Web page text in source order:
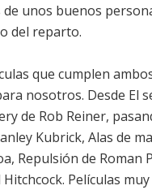
unos buenos
del reparto.
que cumplen
nosotros. Desde El
de Rob Reiner,
Kubrick, Alas de
Repulsión de Roman
Hitchcock. Películas